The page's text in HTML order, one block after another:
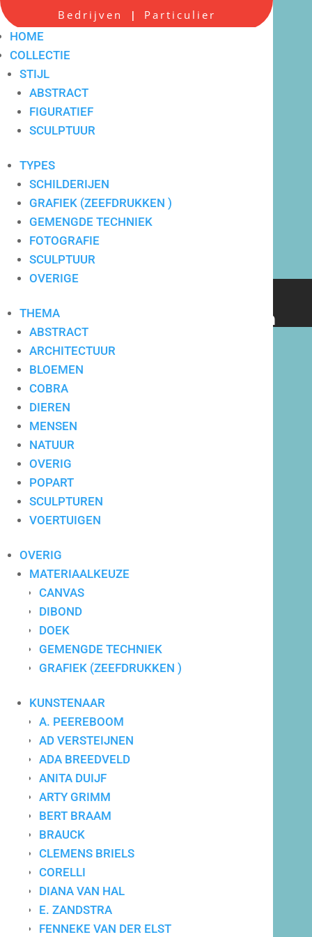
Bedrijven | Particulier
HOME
COLLECTIE
STIJL
ABSTRACT
FIGURATIEF
SCULPTUUR
TYPES
SCHILDERIJEN
GRAFIEK (ZEEFDRUKKEN )
GEMENGDE TECHNIEK
FOTOGRAFIE
SCULPTUUR
OVERIGE
THEMA
ABSTRACT
ARCHITECTUUR
BLOEMEN
COBRA
DIEREN
MENSEN
NATUUR
OVERIG
POPART
SCULPTUREN
VOERTUIGEN
OVERIG
MATERIAALKEUZE
CANVAS
DIBOND
DOEK
GEMENGDE TECHNIEK
GRAFIEK (ZEEFDRUKKEN )
KUNSTENAAR
A. PEEREBOOM
AD VERSTEIJNEN
ADA BREEDVELD
ANITA DUIJF
ARTY GRIMM
BERT BRAAM
BRAUCK
CLEMENS BRIELS
CORELLI
DIANA VAN HAL
E. ZANDSTRA
FENNEKE VAN DER ELST
Scherpe all-in prijzen
Hoge service op locatie
Verkoop en verhuur van
bedrijven en particulieren